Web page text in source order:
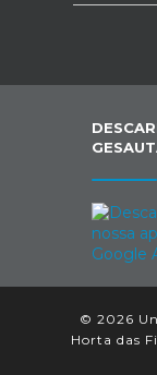
© 2026
Horta das